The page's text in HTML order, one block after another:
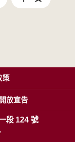
策
放宣告
段 124 號